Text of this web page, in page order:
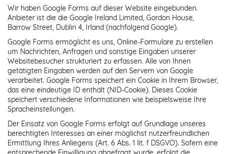
Wir haben Google Forms auf dieser Website eingebunden.
Anbieter ist die die Google Ireland Limited, Gordon House,
Barrow Street, Dublin 4, Irland (nachfolgend Google).
Google Forms ermöglicht es uns, Online-Formulare zu erstellen
um Nachrichten, Anfragen und sonstige Eingaben unserer
Websitebesucher strukturiert zu erfassen. Alle von Ihnen
getätigten Eingaben werden auf den Servern von Google
verarbeitet. Google Forms speichert ein Cookie in Ihrem Browser,
das eine eindeutige ID enthält (NID-Cookie). Dieses Cookie
speichert verschiedene Informationen wie beispielsweise Ihre
Spracheinstellungen.
Der Einsatz von Google Forms erfolgt auf Grundlage unseres
berechtigten Interesses an einer möglichst nutzerfreundlichen
Ermittlung Ihres Anliegens (Art. 6 Abs. 1 lit. f DSGVO). Sofern eine